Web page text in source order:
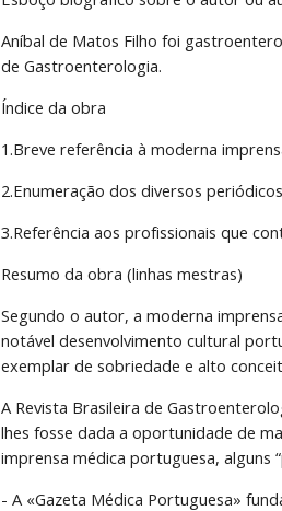
Aníbal de Matos Filho foi
de Gastroenterologia.
Índice da obra
1.Breve referência à moderna
2.Enumeração dos diversos
3.Referência aos profissionais que
Resumo da obra (linhas mestras)
Segundo o autor, a moderna
notável desenvolvimento cultural
exemplar de sobriedade e alto
A Revista Brasileira de
lhes fosse dada a oportunidade de
imprensa médica portuguesa, alguns
- A «Gazeta Médica Portuguesa»